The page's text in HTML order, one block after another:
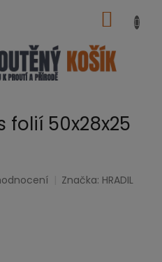
KOŠÍK
folií 50x28x25
Značka: HRADIL